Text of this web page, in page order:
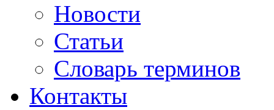
Новости
Статьи
Словарь терминов
Контакты